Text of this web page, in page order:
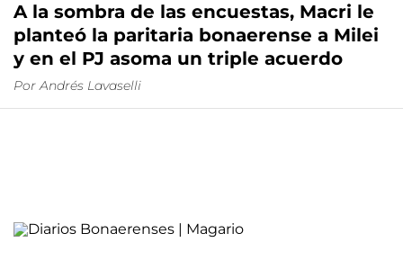
A la sombra de las encuestas, Macri le
planteó la paritaria bonaerense a Milei
y en el PJ asoma un triple acuerdo
Por Andrés Lavaselli